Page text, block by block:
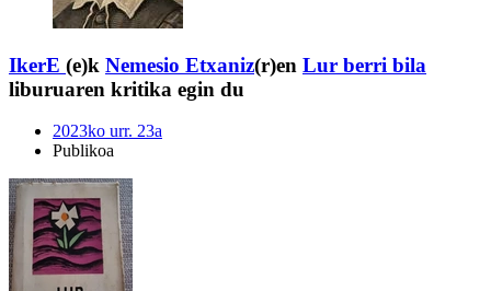
IkerE (e)k Nemesio Etxaniz(r)en Lur berri bila
liburuaren kritika egin du
2023ko urr. 23a
Publikoa